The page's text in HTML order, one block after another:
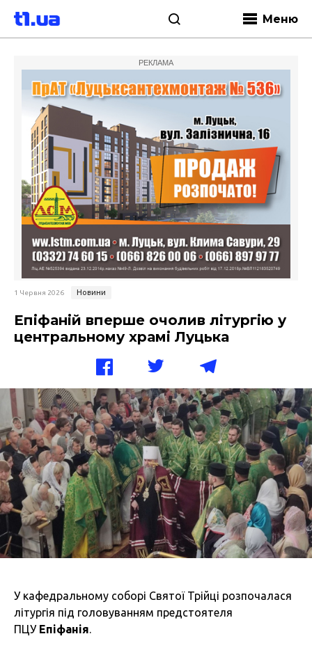
Меню
РЕКЛАМА
1 Червня 2026 Новини
Епіфаній вперше очолив літургію у
центральному храмі Луцька
У кафедральному соборі Святої Трійці розпочалася
літургія під головуванням предстоятеля
ПЦУ Епіфанія.